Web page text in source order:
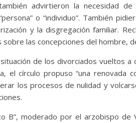
advirtieron la necesidad
o “individuo”. También
y la disgregación familiar.
sobre las concepciones del hombre,
de los divorciados vueltos
el círculo propuso “una renovada
los procesos de nulidad y
B”, moderado por el arzobispo